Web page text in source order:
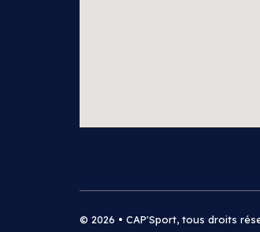
© 2026 • CAP'Sport, tous droits